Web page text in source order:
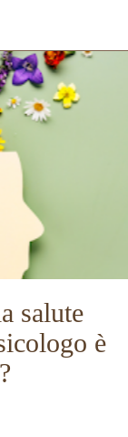
salute
è